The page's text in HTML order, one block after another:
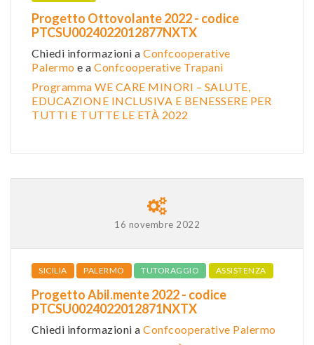
Progetto Ottovolante 2022 - codice
PTCSU0024022012877NXTX
Chiedi informazioni a Confcooperative
Palermo e a Confcooperative Trapani
Programma WE CARE MINORI – SALUTE,
EDUCAZIONE INCLUSIVA E BENESSERE PER
TUTTI E TUTTE LE ETÀ 2022
16 novembre 2022
SICILIA PALERMO TUTORAGGIO ASSISTENZA
Progetto Abil.mente 2022 - codice
PTCSU0024022012871NXTX
Chiedi informazioni a Confcooperative Palermo